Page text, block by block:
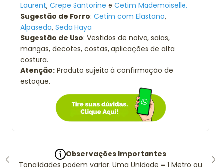
Laurent, Crepe Santorine e Cetim Mademoiselle.
Sugestão de Forro: Cetim com Elastano,
Alpaseda, Seda Haya
Sugestão de Uso: Vestidos de noiva, saias,
mangas, decotes, costas, aplicações de alta
costura.
Atenção: Produto sujeito à confirmação de
estoque.
Observações Importantes
Tonalidades podem variar. Uma Unidade = 1 Metro ou